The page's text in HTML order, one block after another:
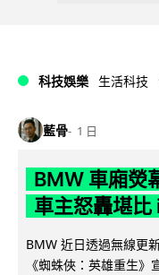
科技娛樂 生活科技
藍骨 1 日
BMW 車廂熒
車主怒轟堪
BMW 近日透過無線更
《蜘蛛俠：英雄重生